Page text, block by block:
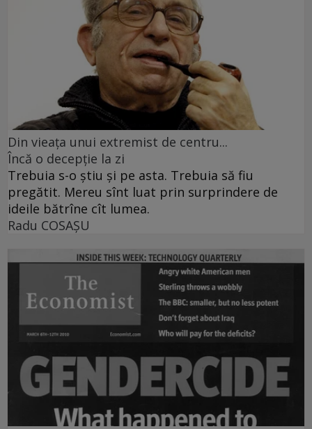
Din vieaţa unui extremist de centru...
Încă o decepţie la zi
Trebuia s-o ştiu şi pe asta. Trebuia să fiu
pregătit. Mereu sînt luat prin surprindere de
ideile bătrîne cît lumea.
Radu COSAŞU